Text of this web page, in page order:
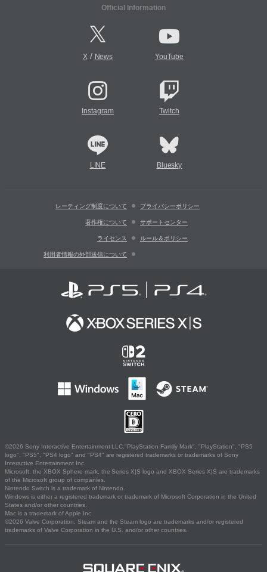
Official Information
X/ News YouTube
Instagram Twitch
LINE Bluesky
レーティング制度について プライバシーポリシー
著作権について サポートセンター
ライセンス ルール＆ポリシー
利用者情報の外部送信について
©2026 Sony Interactive Entertainment LLC."PlayStation Family Mark", "PlayStation", "PS5
logo", "PS5", "PS4 logo" and "PS4" are registered trademarks or trademarks of Sony
Interactive Entertainment Inc.
Microsoft, the XBOX Sphere mark, the Series X|S logo and XBOX Series X|S are trademarks
of the Microsoft group of companies.
Nintendo Switch is a trademark of Nintendo.
Windows is either a registered trademark or trademark of Microsoft Corporation in the United
States and/or other countries.
Mac is a trademark of Apple Inc.
©2026 Valve Corporation. Steam and the Steam logo are trademarks and/or registered
trademarks of Valve Corporation in the U.S. and/or other countries.